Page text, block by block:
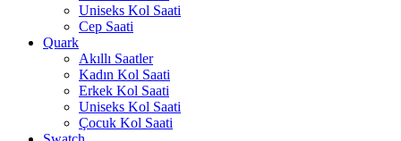
Uniseks Kol Saati
Cep Saati
Quark
Akıllı Saatler
Kadın Kol Saati
Erkek Kol Saati
Uniseks Kol Saati
Çocuk Kol Saati